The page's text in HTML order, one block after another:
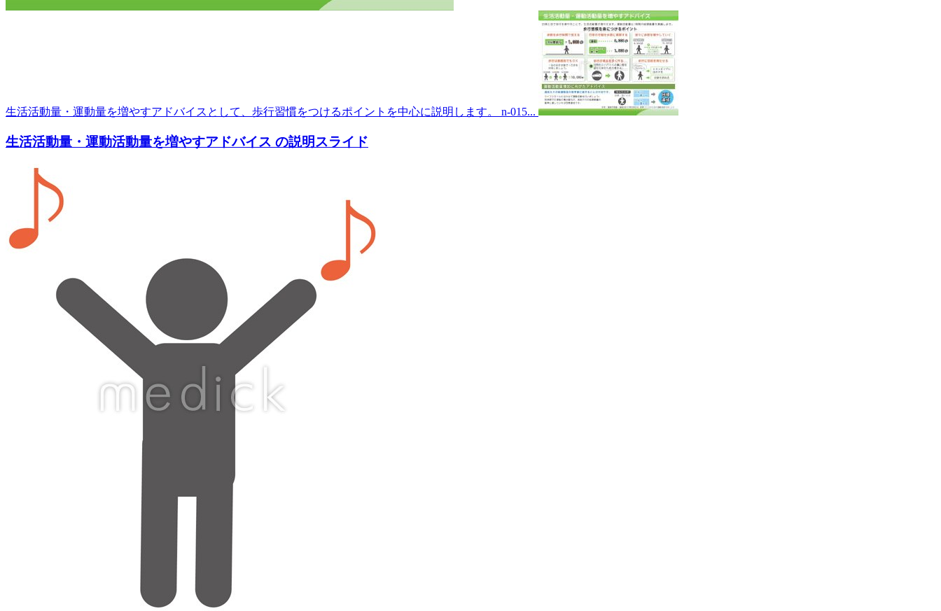
生活活動量・運動量を増やすアドバイスとして、歩行習慣をつけるポイントを中心に説明します。 n-015...
生活活動量・運動活動量を増やすアドバイス の説明スライド